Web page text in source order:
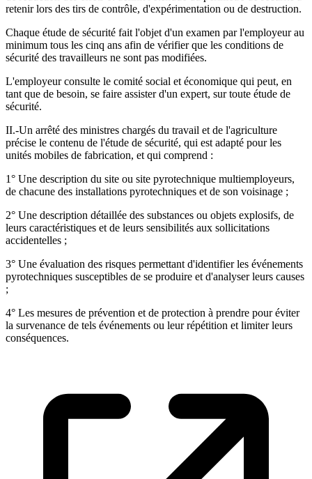
retenir lors des tirs de contrôle, d'expérimentation ou de destruction.
Chaque étude de sécurité fait l'objet d'un examen par l'employeur au
minimum tous les cinq ans afin de vérifier que les conditions de
sécurité des travailleurs ne sont pas modifiées.
L'employeur consulte le comité social et économique qui peut, en
tant que de besoin, se faire assister d'un expert, sur toute étude de
sécurité.
II.-Un arrêté des ministres chargés du travail et de l'agriculture
précise le contenu de l'étude de sécurité, qui est adapté pour les
unités mobiles de fabrication, et qui comprend :
1° Une description du site ou site pyrotechnique multiemployeurs,
de chacune des installations pyrotechniques et de son voisinage ;
2° Une description détaillée des substances ou objets explosifs, de
leurs caractéristiques et de leurs sensibilités aux sollicitations
accidentelles ;
3° Une évaluation des risques permettant d'identifier les événements
pyrotechniques susceptibles de se produire et d'analyser leurs causes
;
4° Les mesures de prévention et de protection à prendre pour éviter
la survenance de tels événements ou leur répétition et limiter leurs
conséquences.